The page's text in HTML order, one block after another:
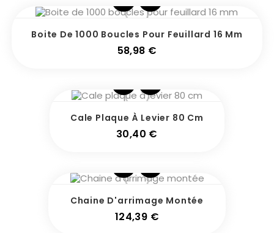
Boite De 1000 Boucles Pour Feuillard 16 Mm
58,98 €
Cale Plaque À Levier 80 Cm
30,40 €
PackChaine D'arrimage Montée
124,39 €